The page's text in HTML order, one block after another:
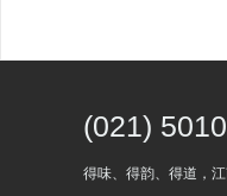
(021)
得味、得韵、得道，